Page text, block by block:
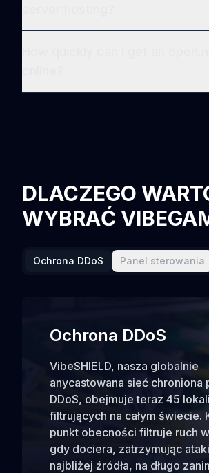
DLACZEGO
WYBRAĆ
Ochrona DDoS Panel sterowania
Ochrona DDoS
VibeSHIELD, nasza globalnie
anycastowana sieć chroniona
DDoS, obejmuje teraz 45
filtrujących na całym świecie.
punkt obecności filtruje ruch
gdy dociera, zatrzymując
najbliżej źródła, na długo